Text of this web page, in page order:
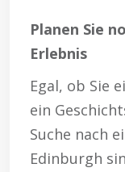
Planen Sie
Erlebnis
Egal, ob Sie
ein
Suche nach
Edinburgh